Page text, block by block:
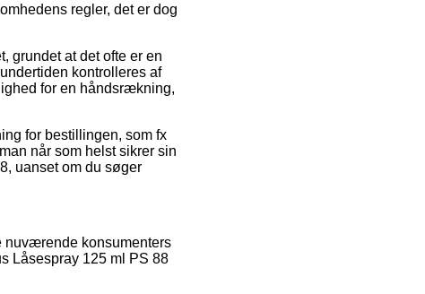
regler, det er dog
grundet at det ofte er en
kontrolleres af
for en håndsrækning,
for bestillingen, som fx
når som helst sikrer sin
uanset om du søger
nuværende konsumenters
Låsespray 125 ml PS 88